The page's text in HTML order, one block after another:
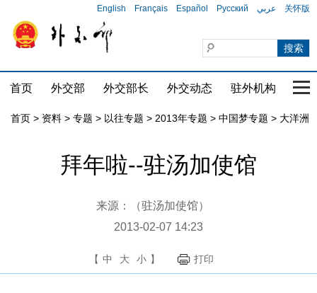
English Français Español Русский عربي 关怀版
首页 外交部 外交部长 外交动态 驻外机构 国
首页 > 资料 > 专题 > 以往专题 > 2013年专题 > 中国梦专题 > 大洋洲
拜年啦--驻汤加使馆
来源：（驻汤加使馆）
2013-02-07 14:23
【 中 大 小 】 打印